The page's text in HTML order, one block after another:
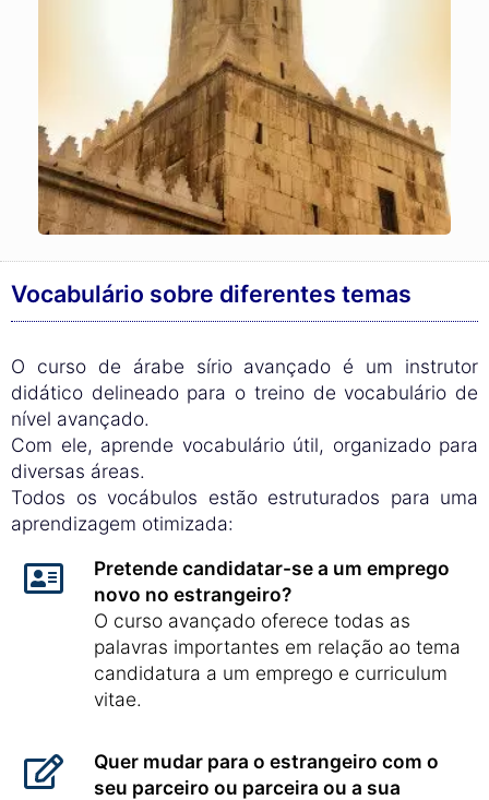
Vocabulário sobre diferentes temas
O curso de árabe sírio avançado é um instrutor
didático delineado para o treino de vocabulário de
nível avançado.
Com ele, aprende vocabulário útil, organizado para
diversas áreas.
Todos os vocábulos estão estruturados para uma
aprendizagem otimizada:
Pretende candidatar-se a um emprego
novo no estrangeiro?
O curso avançado oferece todas as
palavras importantes em relação ao tema
candidatura a um emprego e curriculum
vitae.
Quer mudar para o estrangeiro com o
seu parceiro ou parceira ou a sua